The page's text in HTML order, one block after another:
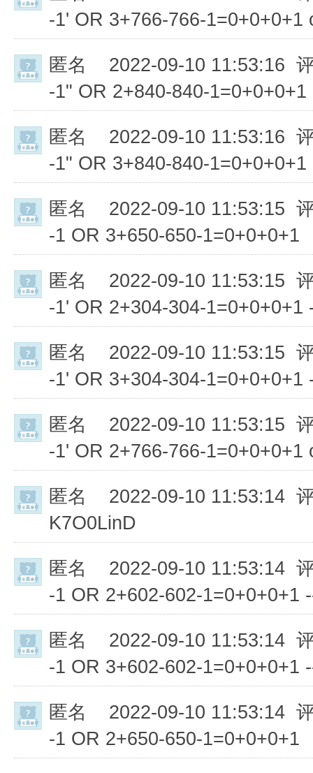
-1' OR 3+766-766-1=0+0+0+1
匿名 2022-09-10 11:53:16
-1" OR 2+840-840-1=0+0+0+1
匿名 2022-09-10 11:53:16
-1" OR 3+840-840-1=0+0+0+1
匿名 2022-09-10 11:53:15
-1 OR 3+650-650-1=0+0+0+1
匿名 2022-09-10 11:53:15
-1' OR 2+304-304-1=0+0+0+1
匿名 2022-09-10 11:53:15
-1' OR 3+304-304-1=0+0+0+1
匿名 2022-09-10 11:53:15
-1' OR 2+766-766-1=0+0+0+1
匿名 2022-09-10 11:53:14
K7O0LinD
匿名 2022-09-10 11:53:14
-1 OR 2+602-602-1=0+0+0+1
匿名 2022-09-10 11:53:14
-1 OR 3+602-602-1=0+0+0+1
匿名 2022-09-10 11:53:14
-1 OR 2+650-650-1=0+0+0+1